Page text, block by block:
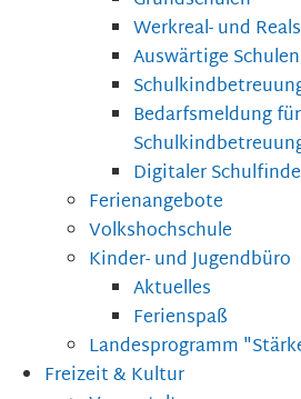
Werkreal- und
Auswärtige Schulen
Bedarfsmeldung
Digitaler
Ferienangebote
Volkshochschule
Kinder- und Jugendbüro
Aktuelles
Ferienspaß
Landesprogramm
Freizeit & Kultur